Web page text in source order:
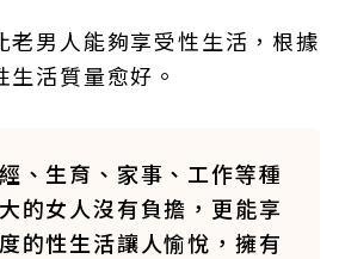
老男人能夠享受性生活，根據
活質量愈好。
、生育、家事、工作等種
的女人沒有負擔，更能享
的性生活讓人愉悅，擁有